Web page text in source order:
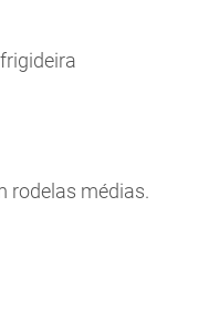
rodelas médias.